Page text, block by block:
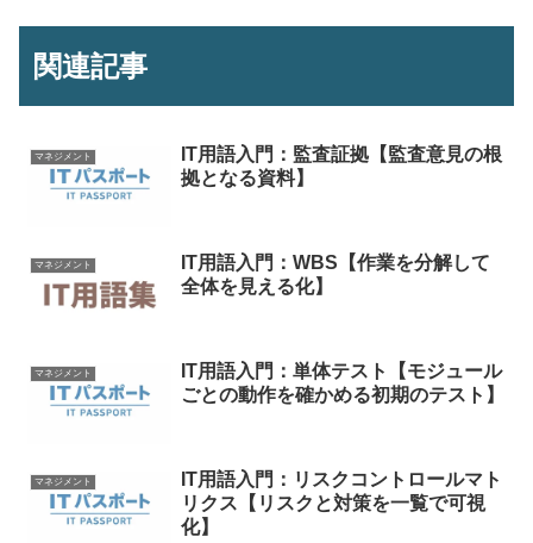
関連記事
マネジメント
IT用語入門：監査証拠【監査意見の根
拠となる資料】
マネジメント
IT用語入門：WBS【作業を分解して
全体を見える化】
マネジメント
IT用語入門：単体テスト【モジュール
ごとの動作を確かめる初期のテスト】
マネジメント
IT用語入門：リスクコントロールマト
リクス【リスクと対策を一覧で可視
化】